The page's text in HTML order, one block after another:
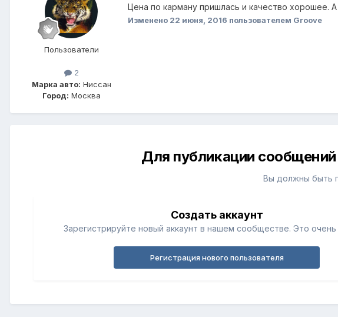
Пользователи
2
Марка авто: Ниссан
Город: Москва
Цена по карману пришлась и качество хорошее.
Изменено 22 июня, 2016 пользователем Groove
Для публикации сообщений
Вы должны быть
Создать аккаунт
Зарегистрируйте новый аккаунт в нашем сообществе. Это очень
Регистрация нового пользователя